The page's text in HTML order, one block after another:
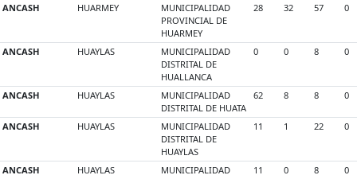
ANCASH HUARMEY
MUNICIPALIDAD
PROVINCIAL DE
HUARMEY
28 32 57 0
ANCASH HUAYLAS
MUNICIPALIDAD
DISTRITAL DE
HUALLANCA
0 0 8 0
ANCASH HUAYLAS
MUNICIPALIDAD
DISTRITAL DE HUATA
62 8 8 0
ANCASH HUAYLAS
MUNICIPALIDAD
DISTRITAL DE
HUAYLAS
11 1 22 0
ANCASH HUAYLAS
MUNICIPALIDAD
11 0 8 0